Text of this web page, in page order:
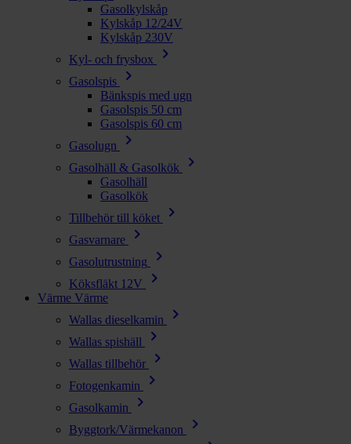
Gasolkylskåp
Kylskåp 12/24V
Kylskåp 230V
Kyl- och frysbox
chevron_right
Gasolspis chevron_right
Bänkspis med ugn
Gasolspis 50 cm
Gasolspis 60 cm
Gasolugn
chevron_right
Gasolhäll & Gasolkök chevron_right
Gasolhäll
Gasolkök
Tillbehör till köket
chevron_right
Gasvarnare chevron_right
Gasolutrustning chevron_right
Köksfläkt 12V chevron_right
Värme Värme
Wallas dieselkamin
chevron_right
Wallas spishäll chevron_right
Wallas tillbehör chevron_right
Fotogenkamin chevron_right
Gasolkamin chevron_right
Byggtork/Värmekanon chevron_right